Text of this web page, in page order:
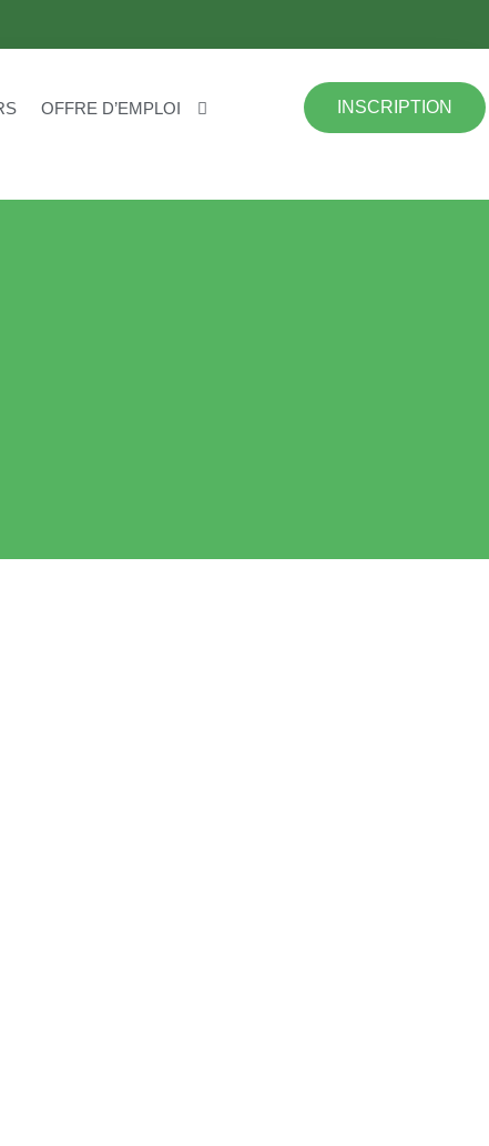
OFFRE D’EMPLOI INSCRIPTION